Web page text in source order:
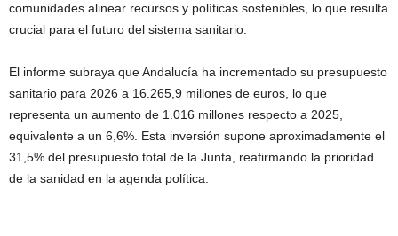
comunidades alinear recursos y políticas sostenibles, lo que resulta
crucial para el futuro del sistema sanitario.
El informe subraya que Andalucía ha incrementado su presupuesto
sanitario para 2026 a 16.265,9 millones de euros, lo que
representa un aumento de 1.016 millones respecto a 2025,
equivalente a un 6,6%. Esta inversión supone aproximadamente el
31,5% del presupuesto total de la Junta, reafirmando la prioridad
de la sanidad en la agenda política.